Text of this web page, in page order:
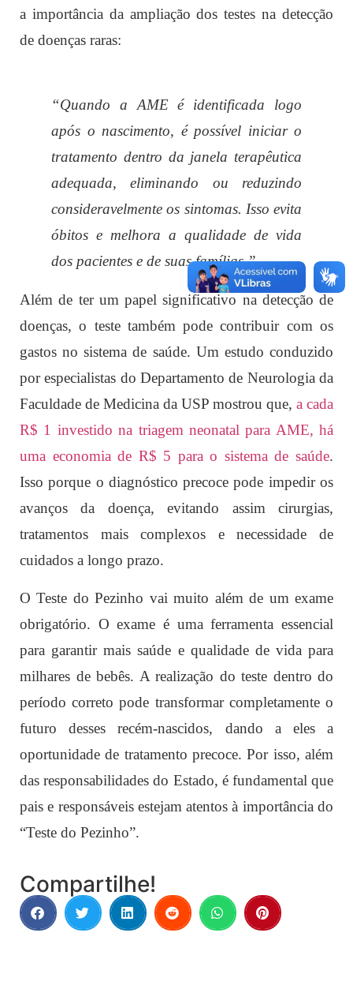
a importância da ampliação dos testes na detecção
de doenças raras:
“Quando a AME é identificada logo
após o nascimento, é possível iniciar o
tratamento dentro da janela terapêutica
adequada, eliminando ou reduzindo
consideravelmente os sintomas. Isso evita
óbitos e melhora a qualidade de vida
dos pacientes e de suas famílias.”
Além de ter um papel significativo na detecção de
doenças, o teste também pode contribuir com os
gastos no sistema de saúde. Um estudo conduzido
por especialistas do Departamento de Neurologia da
Faculdade de Medicina da USP mostrou que, a cada
R$ 1 investido na triagem neonatal para AME, há
uma economia de R$ 5 para o sistema de saúde.
Isso porque o diagnóstico precoce pode impedir os
avanços da doença, evitando assim cirurgias,
tratamentos mais complexos e necessidade de
cuidados a longo prazo.
O Teste do Pezinho vai muito além de um exame
obrigatório. O exame é uma ferramenta essencial
para garantir mais saúde e qualidade de vida para
milhares de bebês. A realização do teste dentro do
período correto pode transformar completamente o
futuro desses recém-nascidos, dando a eles a
oportunidade de tratamento precoce. Por isso, além
das responsabilidades do Estado, é fundamental que
pais e responsáveis estejam atentos à importância do
“Teste do Pezinho”.
Compartilhe!